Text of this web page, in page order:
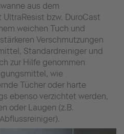
aus dem
bzw. DuroCast
weichen Tuch und
Verschmutzungen
Standardreiniger und
zur Hilfe genommen
wie
Tücher oder harte
ebenso verzichtet werden,
oder Laugen (z.B.